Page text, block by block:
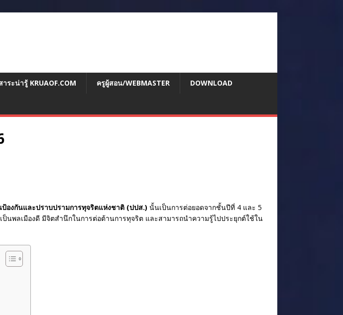
าระน่ารู้ KRUAOF.COM ครูผู้สอน/WEBMASTER DOWNLOAD
องกันและปราบปรามการทุจริตแห่งชาติ (ปปส.) นั้นเป็นการต่อยอดจากชั้นปีที่ 4 และ 5
นพลเมืองดี มีจิตสำนึกในการต่อต้านการทุจริต และสามารถนำความรู้ไปประยุกต์ใช้ใน